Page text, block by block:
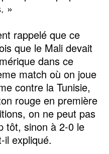
»
rappelé que ce
que le Mali devait
dans ce
match où on joue
contre la Tunisie,
rouge en première
on ne peut pas
tôt, sinon à 2-0 le
expliqué.